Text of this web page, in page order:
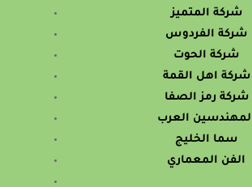
شركة المتميز
شركة الفردوس
شركة الحوت
شركة اهل القمة
شركة رمز الصفا
العرب
سما الخليج
الفن المعماري